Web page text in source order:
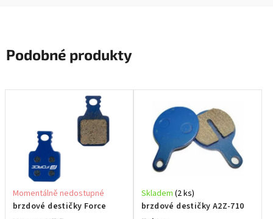
Podobné produkty
brzdové destičky Force
Momentálně nedostupné
brzdové destičky A2Z-710
Skladem (2 ks)